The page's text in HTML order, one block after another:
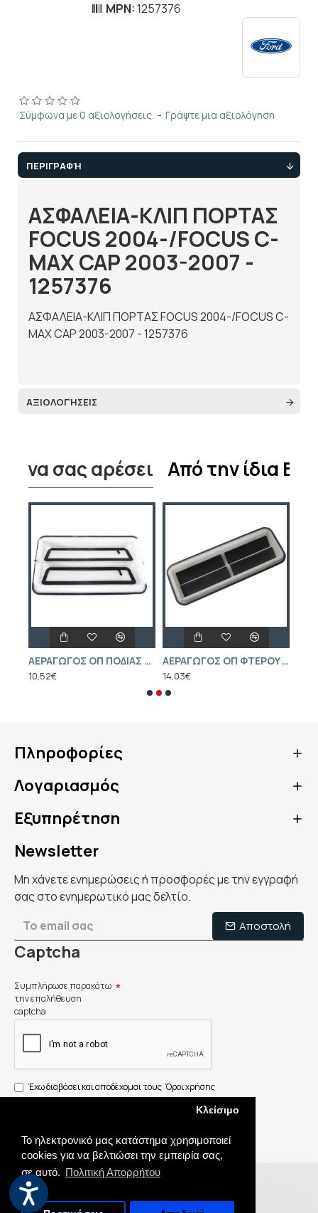
Το ηλεκτρονικό μας κατάστημα χρησιμοποιεί
cookies για να βελτιώσει την εμπειρία σας,
σε αυτό. Πολιτική Απορρήτου
Κλείσιμο
Σύμφωνα με 0 αξιολογήσεις. - Γράψτε μια αξιολόγηση
MPN:1257376
ΠΕΡΙΓΡΑΦΉ
ΑΣΦΑΛΕΙΑ-ΚΛΙΠ ΠΟΡΤΑΣ
FOCUS 2004-/FOCUS C-
MAX CAP 2003-2007 -
1257376
ΑΣΦΑΛΕΙΑ-ΚΛΙΠ ΠΟΡΤΑΣ FOCUS 2004-/FOCUS C-
MAX CAP 2003-2007 - 1257376
ΑΞΙΟΛΟΓΉΣΕΙΣ
να σας αρέσει Από την ίδια
AEPAΓΩΓOΣ OΠ ΠOΔIAΣ OPEL C-C ZAF-B
10,52€
AEPAΓΩΓOΣ OΠ ΦTEPOY OPEL V-C A-H C-D C-E
14,03€
Πληροφορίες
Λογαριασμός
Εξυπηρέτηση
Newsletter
Μη χάνετε ενημερώσεις ή προσφορές με την εγγραφή
σας στο ενημερωτικό μας δελτίο.
Αποστολή
Captcha
Συμπλήρωσε παρακάτω
την επαλήθευση
captcha
Έχω διαβάσει και αποδέχομαι τους Όροι χρήσης
Handcrafted by